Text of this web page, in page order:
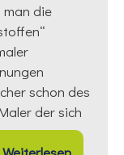
man die
schon des
der sich